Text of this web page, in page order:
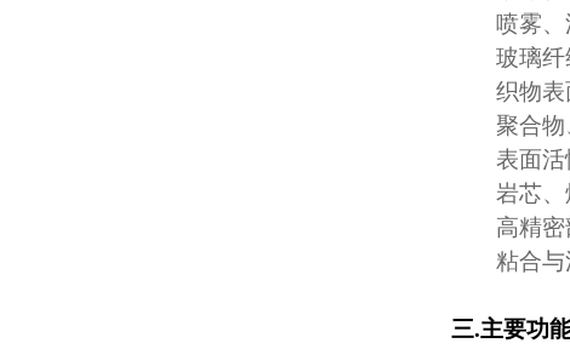
喷雾、
玻璃纤
织物表
聚合物
表面活
岩芯、
高精密
粘合与
三.主要功